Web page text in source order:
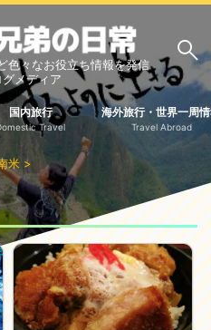
色々なお役立ち情報を発信
メディア
次男：タクジのブログ
クレジットカード
国内旅行
Travel
海外旅行・世界一周
Travel Abroad
米 >